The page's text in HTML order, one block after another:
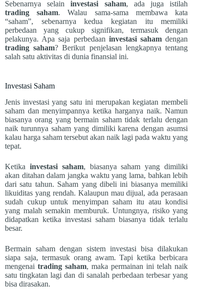
Sebenarnya selaininvestasi saham, ada juga istilah
trading saham. Walau sama-sama membawa kata
“saham”, sebenarnya kedua kegiatan itu memiliki
perbedaan yang cukup signifikan, termasuk dengan
pelakunya. Apa saja perbedaan investasi saham dengan
trading saham? Berikut penjelasan lengkapnya tentang
salah satu aktivitas di dunia finansial ini.
Investasi Saham
Jenis investasi yang satu ini merupakan kegiatan membeli
saham dan menyimpannya ketika harganya naik. Namun
biasanya orang yang bermain saham tidak terlalu dengan
naik turunnya saham yang dimiliki karena dengan asumsi
kalau harga saham tersebut akan naik lagi pada waktu yang
tepat.
Ketika investasi saham, biasanya saham yang dimiliki
akan ditahan dalam jangka waktu yang lama, bahkan lebih
dari satu tahun. Saham yang dibeli ini biasanya memiliki
likuiditas yang rendah. Kalaupun mau dijual, ada perasaan
sudah cukup untuk menyimpan saham itu atau kondisi
yang malah semakin memburuk. Untungnya, risiko yang
didapatkan ketika investasi saham biasanya tidak terlalu
besar.
Bermain saham dengan sistem investasi bisa dilakukan
siapa saja, termasuk orang awam. Tapi ketika berbicara
mengenaitrading saham, maka permainan ini telah naik
satu tingkatan lagi dan di sanalah perbedaan terbesar yang
bisa dirasakan.